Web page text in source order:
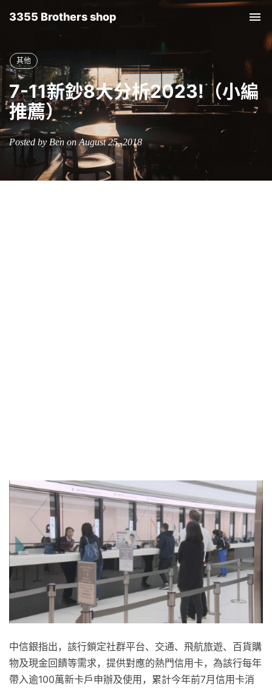
3355 Brothers shop
其他
7-11新鈔8大分析2023!（小編
推薦）
Posted by Ben on August 25, 2018
中信銀指出，該行鎖定社群平台、交通、飛航旅遊、百貨購
物及現金回饋等需求，提供對應的熱門信用卡，為該行每年
帶入逾100萬新卡戶申辦及使用，累計今年前7月信用卡消